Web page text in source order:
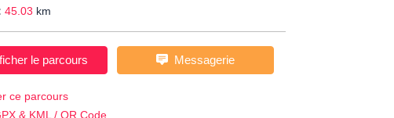
45.03 km
le parcours Messagerie
ce parcours
& KML / QR Code